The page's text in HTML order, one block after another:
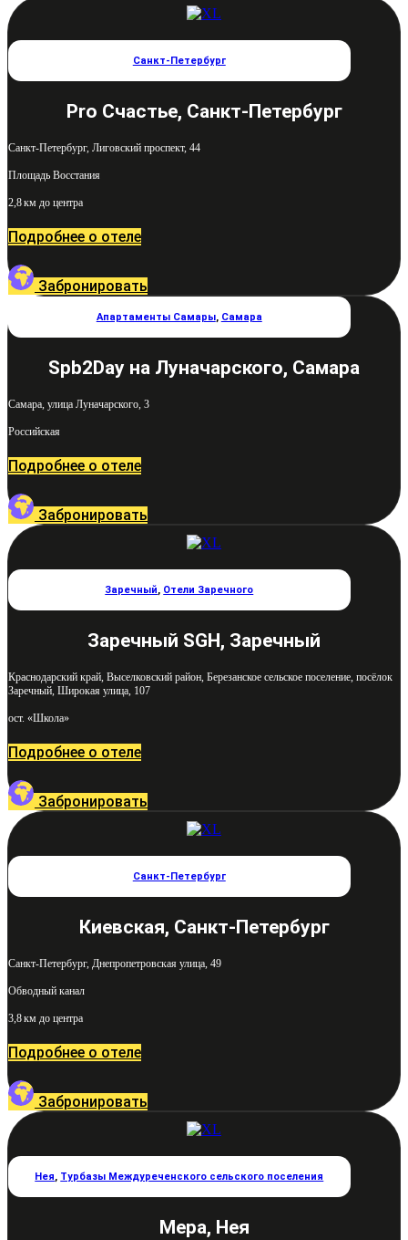
Санкт-Петербург
Pro Счастье, Санкт-Петербург
Санкт-Петербург, Лиговский проспект, 44
Площадь Восстания
2,8 км до центра
Подробнее о отеле
Забронировать
Апартаменты Самары, Самара
Spb2Day на Луначарского, Самара
Самара, улица Луначарского, 3
Российская
Подробнее о отеле
Забронировать
Заречный, Отели Заречного
Заречный SGH, Заречный
Краснодарский край, Выселковский район, Березанское сельское поселение, посёлок
Заречный, Широкая улица, 107
ост. «Школа»
Подробнее о отеле
Забронировать
Санкт-Петербург
Киевская, Санкт-Петербург
Санкт-Петербург, Днепропетровская улица, 49
Обводный канал
3,8 км до центра
Подробнее о отеле
Забронировать
Нея, Турбазы Междуреченского сельского поселения
Мера, Нея